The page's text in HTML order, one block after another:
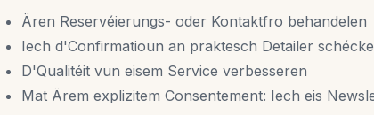
Ären Reservéierungs- oder Kontaktfro behandelen
Iech d'Confirmatioun an praktesch Detailer
D'Qualitéit vun eisem Service verbesseren
Mat Ärem explizitem Consentement: Iech eis